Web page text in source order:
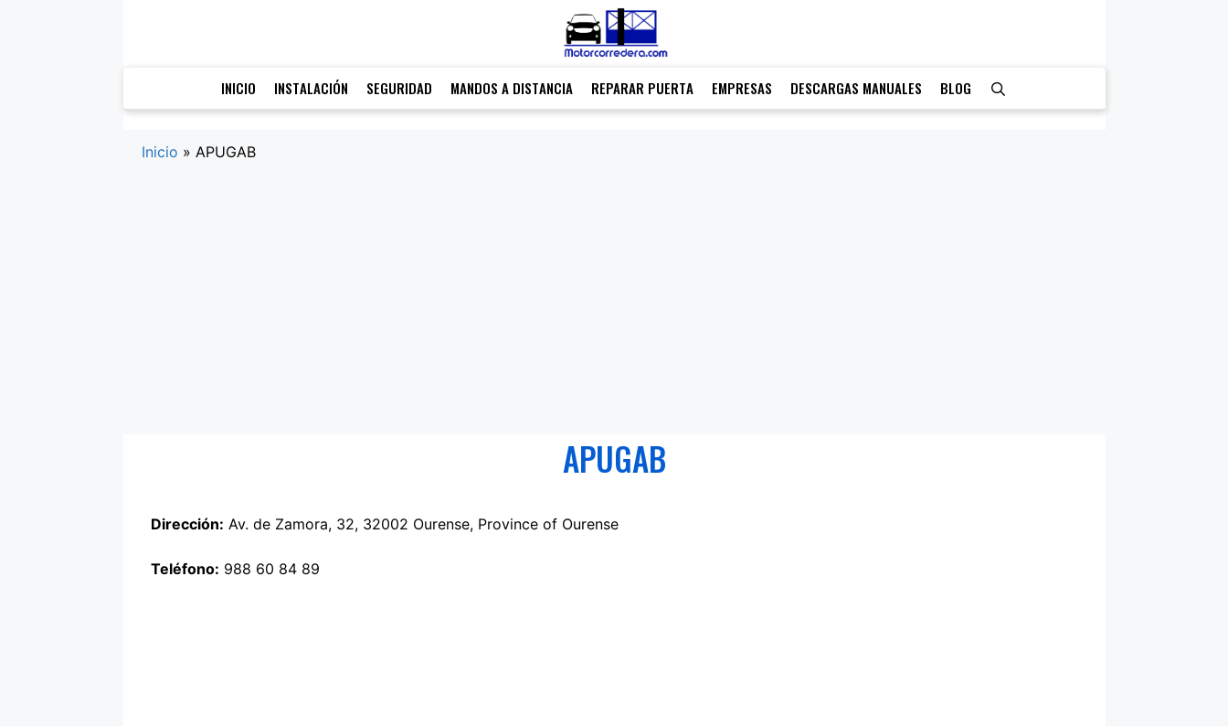
INICIO INSTALACIÓN SEGURIDAD MANDOS A DISTANCIA REPARAR PUERTA EMPRESAS DESCARGAS MANUALES BLOG
Inicio » APUGAB
APUGAB
Dirección: Av. de Zamora, 32, 32002 Ourense, Province of Ourense
Teléfono: 988 60 84 89